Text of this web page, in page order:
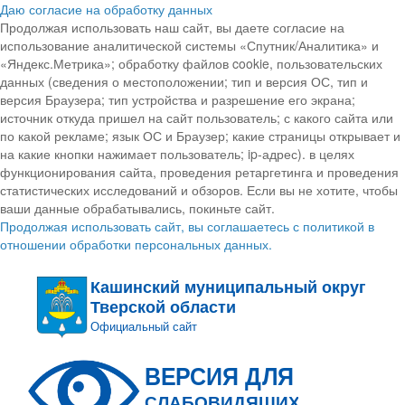
Даю согласие на обработку данных
Продолжая использовать наш сайт, вы даете согласие на
использование аналитической системы «Спутник/Аналитика» и
«Яндекс.Метрика»; обработку файлов cookie, пользовательских
данных (сведения о местоположении; тип и версия ОС, тип и
версия Браузера; тип устройства и разрешение его экрана;
источник откуда пришел на сайт пользователь; с какого сайта или
по какой рекламе; язык ОС и Браузер; какие страницы открывает и
на какие кнопки нажимает пользователь; ip-адрес). в целях
функционирования сайта, проведения ретаргетинга и проведения
статистических исследований и обзоров. Если вы не хотите, чтобы
ваши данные обрабатывались, покиньте сайт.
Продолжая использовать сайт, вы соглашаетесь с политикой в
отношении обработки персональных данных.